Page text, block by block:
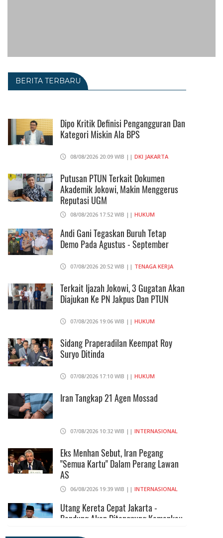
BERITA TERBARU
Dipo Kritik Definisi Pengangguran Dan
Kategori Miskin Ala BPS
08/08/2026 20:09 WIB || DKI JAKARTA
Putusan PTUN Terkait Dokumen
Akademik Jokowi, Makin Menggerus
Reputasi UGM
08/08/2026 17:52 WIB || HUKUM
Andi Gani Tegaskan Buruh Tetap
Demo Pada Agustus - September
07/08/2026 20:52 WIB || TENAGA KERJA
Terkait Ijazah Jokowi, 3 Gugatan Akan
Diajukan Ke PN Jakpus Dan PTUN
07/08/2026 19:06 WIB || HUKUM
Sidang Praperadilan Keempat Roy
Suryo Ditinda
07/08/2026 17:10 WIB || HUKUM
Iran Tangkap 21 Agen Mossad
07/08/2026 10:32 WIB || INTERNASIONAL
Eks Menhan Sebut, Iran Pegang
"Semua Kartu" Dalam Perang Lawan
AS
06/08/2026 19:39 WIB || INTERNASIONAL
Utang Kereta Cepat Jakarta -
Bandung Akan Ditanggung Kemenkeu